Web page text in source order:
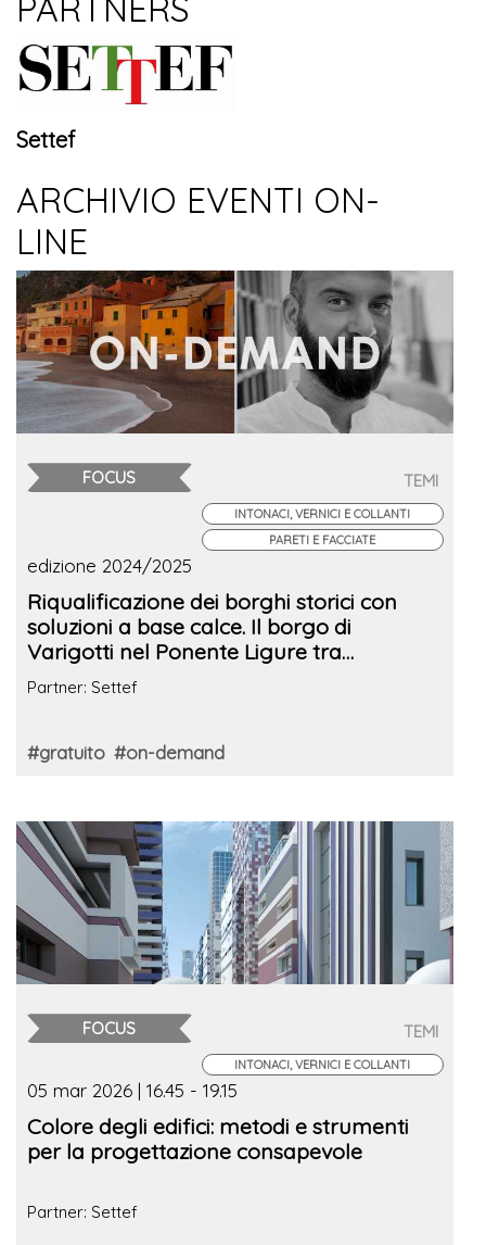
Settef
ARCHIVIO EVENTI ON-
LINE
FOCUS TEMI
INTONACI, VERNICI E COLLANTI
PARETI E FACCIATE
edizione 2024/2025
Riqualificazione dei borghi storici con
soluzioni a base calce. Il borgo di
Varigotti nel Ponente Ligure tra
sostenibilità e tradizione
Partner: Settef
#gratuito #on-demand
FOCUS TEMI
INTONACI, VERNICI E COLLANTI
05 mar 2026 | 16.45 - 19.15
Colore degli edifici: metodi e strumenti
per la progettazione consapevole
Partner: Settef